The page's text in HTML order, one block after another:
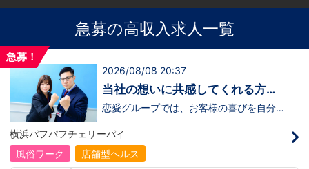
急募の高収入求人一覧
急募！
2026/08/08 20:37
当社の想いに共感してくれる方、
大募集‼
恋愛グループでは、お客様の喜びを自分自
います！・接客が好き・お客様が笑顔にな
ると自分も嬉しい・お客様だけでなく、働
く仲間もキャストさんも笑顔になると嬉し
い・喜んで(楽しんで)もらう為にはどうし
横浜パフパフチェリーパイ
風俗ワーク
店舗型ヘルス